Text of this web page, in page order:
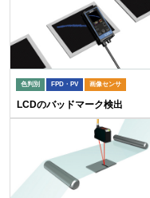
色判別 FPD・PV 画像センサ
LCDのバッドマーク検出